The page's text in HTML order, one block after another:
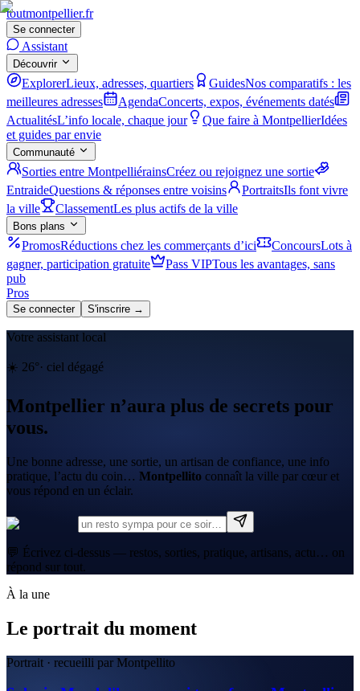
toutmontpellier.fr
Se connecter
Assistant
Découvrir
ExplorerLieux, adresses, quartiers GuidesNos comparatifs : les
meilleures adresses
AgendaConcerts, expos, événements datés
ActualitésL’info locale, chaque jour Que faire à MontpellierIdées
et guides par envie
Communauté
Sorties entre MontpelliérainsCréez ou rejoignez une sortie
EntraideQuestions & réponses entre voisins PortraitsIls font vivre
la ville
ClassementLes plus actifs de la ville
Bons plans
PromosRéductions chez les commerçants d’ici ConcoursLots à
gagner, participation gratuite
Pass VIPTous les avantages, sans
pub
Pros
Se connecter S'inscrire →
Votre assistant local
☀️ 26°· ciel dégagé
Montpellier n’aura plus de secrets pour
vous.
Une bonne adresse, une sortie, un artisan de confiance, une info
pratique, l’actu du coin… Montpellito connaît la ville par cœur et
vous répond en un éclair.
💬 Écrivez ci-dessus — restos, sorties, pratique, artisans, actu… on
répond sur tout.
À la une
Le portrait du moment
Portrait · recueilli par Montpellito